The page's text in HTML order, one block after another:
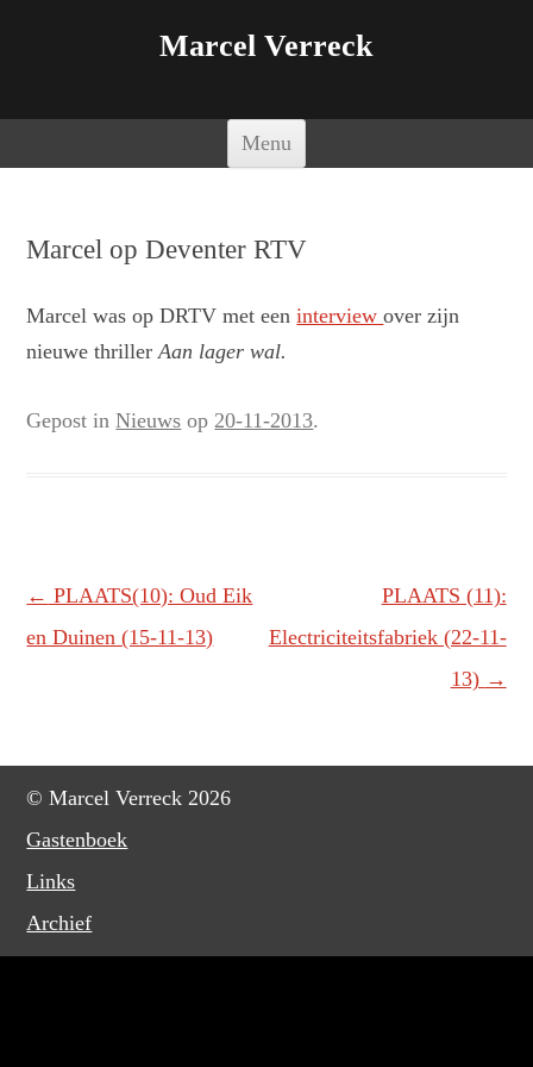
Marcel Verreck
Menu
Marcel op Deventer RTV
Marcel was op DRTV met eeninterviewover zijn
nieuwe thrillerAan lager wal.
Gepost inNieuws op20-11-2013.
Berichtnavigatie
← PLAATS(10): Oud Eik
en Duinen (15-11-13)
PLAATS (11):
Electriciteitsfabriek (22-11-
13) →
© Marcel Verreck 2026
Gastenboek
Links
Archief